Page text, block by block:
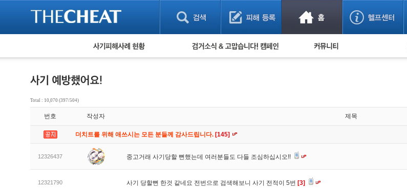
피해사례 현황
게임 · 비실물 피해사례
유해사이트 목록
비공개 피해사례
검거 소식 사기 예방했어요!
사기방지 아이디어
Total : 10,070 (397/504)
번호 작성자 제목
더치트를 위해 애쓰시는 모든 분들께 감사드립니다. [145]
12326437 중고거래 사기당할 뻔했는데 여러분들도 다들 조심하십시오!!
12321790 사기 당할뻔 한것 같네요 전번으로 검색해보니 사기 전적이 5번 [3]